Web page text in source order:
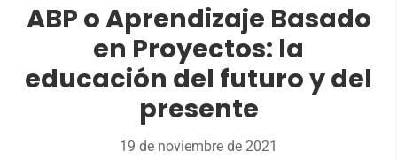
ABP o Aprendizaje Basado
en Proyectos: la
educación del futuro y del
presente
19 de noviembre de 2021